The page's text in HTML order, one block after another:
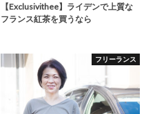
【Exclusivithee】ライデンで上質な
フランス紅茶を買うなら
フリーランス